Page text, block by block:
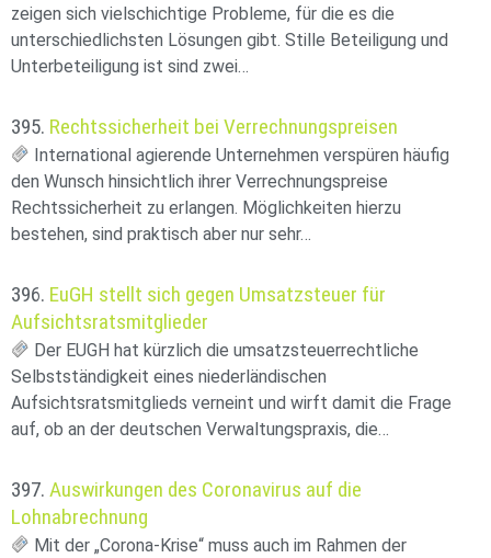
zeigen sich vielschichtige Probleme, für die es die
unterschiedlichsten Lösungen gibt. Stille Beteiligung und
Unterbeteiligung ist sind zwei…
395. Rechtssicherheit bei Verrechnungspreisen
International agierende Unternehmen verspüren häufig
den Wunsch hinsichtlich ihrer Verrechnungspreise
Rechtssicherheit zu erlangen. Möglichkeiten hierzu
bestehen, sind praktisch aber nur sehr…
396. EuGH stellt sich gegen Umsatzsteuer für
Aufsichtsratsmitglieder
Der EUGH hat kürzlich die umsatzsteuerrechtliche
Selbstständigkeit eines niederländischen
Aufsichtsratsmitglieds verneint und wirft damit die Frage
auf, ob an der deutschen Verwaltungspraxis, die…
397. Auswirkungen des Coronavirus auf die
Lohnabrechnung
Mit der „Corona-Krise“ muss auch im Rahmen der